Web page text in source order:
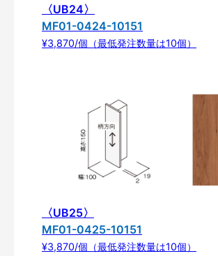
〈UB24〉
MF01-0424-10151
¥3,870/個（最低発注数量は10個）
〈UB25〉
MF01-0425-10151
¥3,870/個（最低発注数量は10個）